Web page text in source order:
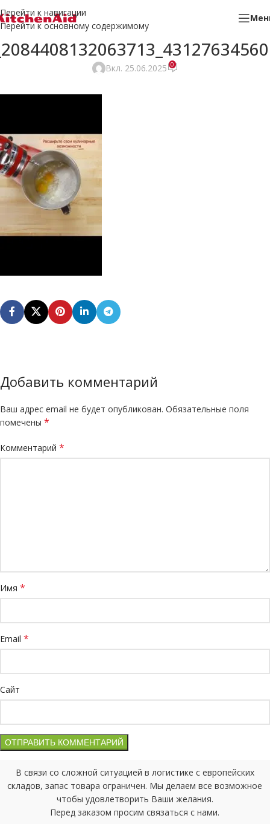
Перейти к навигации
Перейти к основному содержимому
Вкл. 25.06.2025 0
Добавить комментарий
Ваш адрес email не будет опубликован. Обязательные поля
помечены *
Комментарий *
Имя *
Email *
Сайт
В связи со сложной ситуацией в логистике с европейских
складов, запас товара ограничен. Мы делаем все возможное
чтобы удовлетворить Ваши желания.
Перед заказом просим связаться с нами.